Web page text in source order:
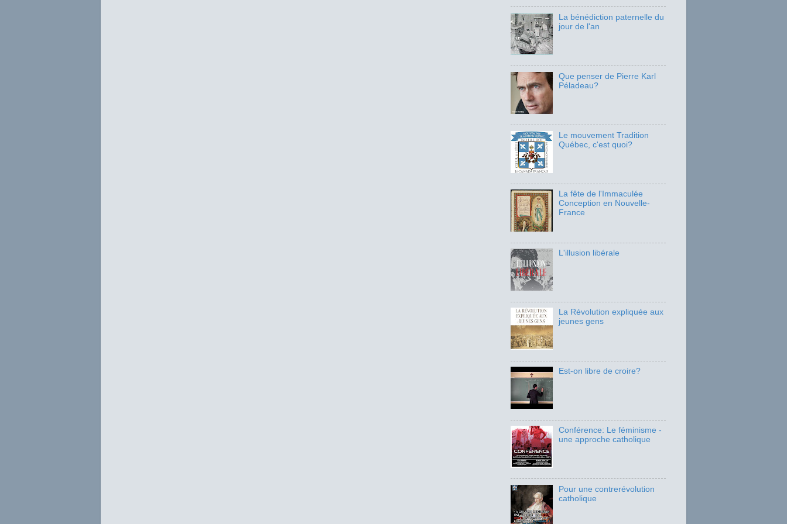
La bénédiction paternelle du
jour de l'an
Que penser de Pierre Karl
Péladeau?
Le mouvement Tradition
Québec, c'est quoi?
La fête de l'Immaculée
Conception en Nouvelle-
France
L'illusion libérale
La Révolution expliquée aux
jeunes gens
Est-on libre de croire?
Conférence: Le féminisme -
une approche catholique
Pour une contrerévolution
catholique